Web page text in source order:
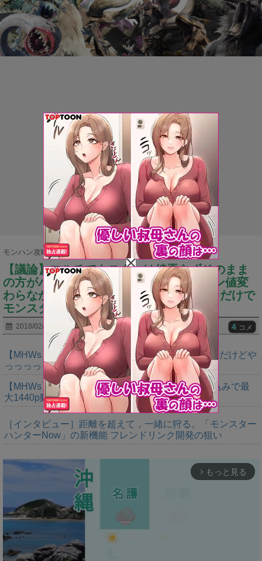
モンハン攻略まとめ隊 > ネタ・雑談
【議論】マルチでもスタンは値弄らずそのまま
の方がハンマー嬉しかったろうな⇒スタン値変
わらなかったらハンマー4人で餅ついてるだけで
モンスター溶けそうｗｗｗｗ
2018/02/27 4 コメ
【MHWs】ゴールドエディションの値段今知ったんだけどや
っっっっっっすwwwww
【MHWs】「Switch2版モンハンワイルズはDLSS込みで最
大1440p動作」
［インタビュー］距離を超えて，一緒に狩る。「モンスター
ハンターNow」の新機能 フレンドリンク開発の狙い
arrow_forward_ios もっと見る